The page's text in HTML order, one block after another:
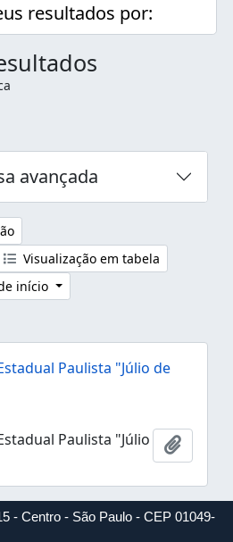
resultados por:
avançada
Visualização em tabela
início
Paulista "Júlio de
Paulista "Júlio
- Centro - São Paulo - CEP 01049-